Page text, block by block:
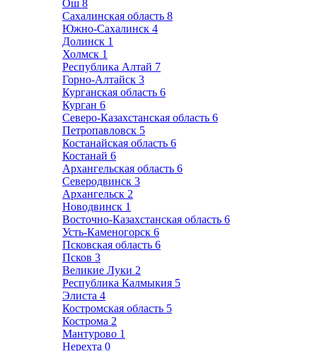
Ош 8
Сахалинская область 8
Южно-Сахалинск 4
Долинск 1
Холмск 1
Республика Алтай 7
Горно-Алтайск 3
Курганская область 6
Курган 6
Северо-Казахстанская область 6
Петропавловск 5
Костанайская область 6
Костанай 6
Архангельская область 6
Северодвинск 3
Архангельск 2
Новодвинск 1
Восточно-Казахстанская область 6
Усть-Каменогорск 6
Псковская область 6
Псков 3
Великие Луки 2
Республика Калмыкия 5
Элиста 4
Костромская область 5
Кострома 2
Мантурово 1
Нерехта 0